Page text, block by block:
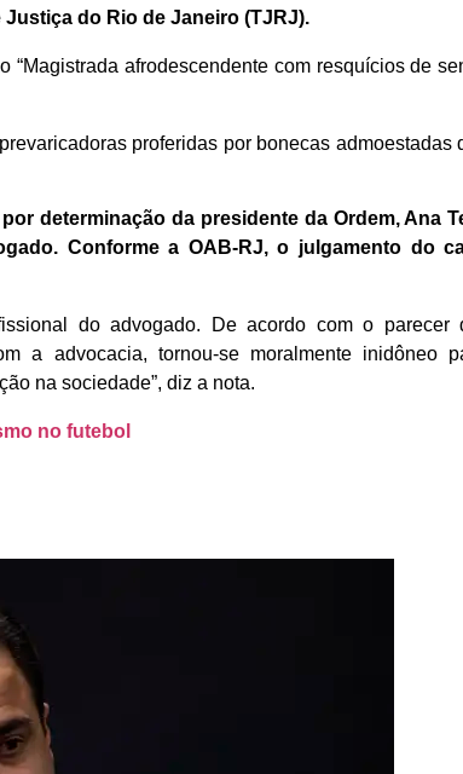
do Rio de Janeiro (TJRJ).
“Magistrada afrodescendente com resquícios de
proferidas por bonecas admoestadas
determinação da presidente da Ordem, Ana
Conforme a OAB-RJ, o julgamento do
do advogado. De acordo com o parecer
a advocacia, tornou-se moralmente inidôneo
na sociedade”, diz a nota.
no futebol